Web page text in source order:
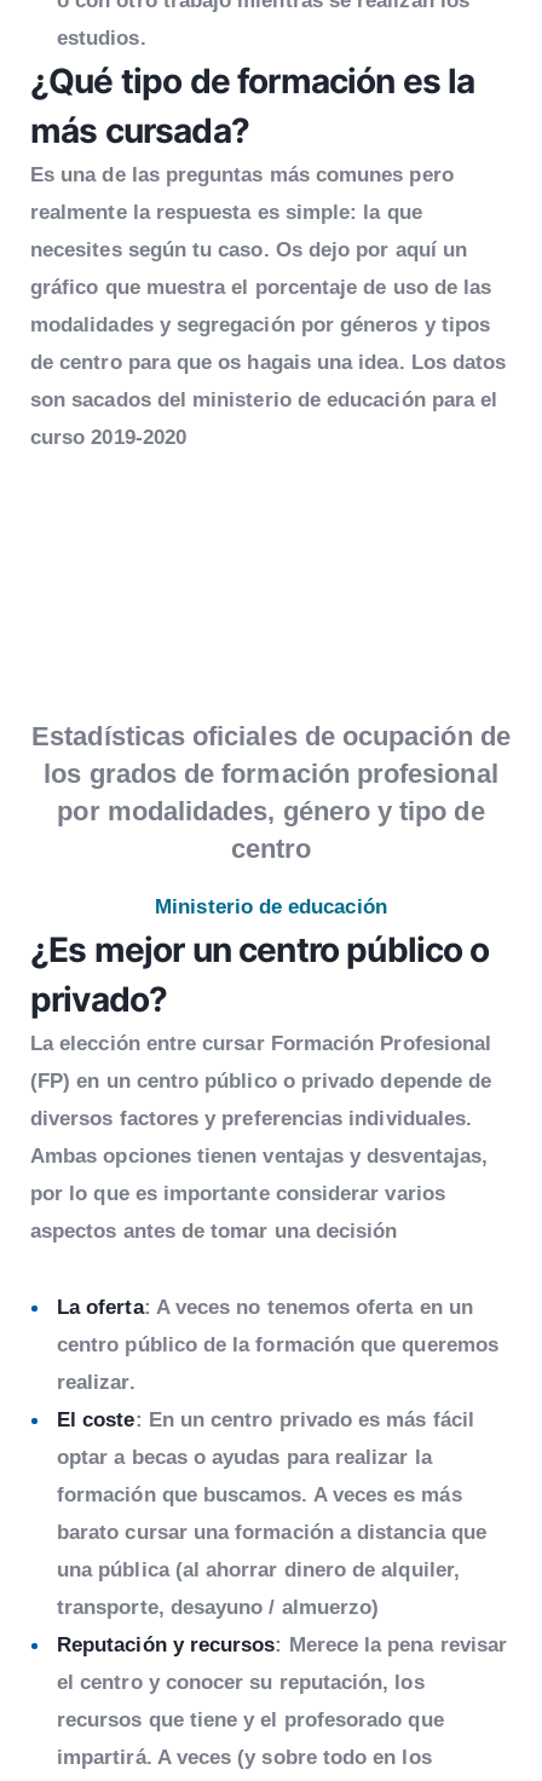
estudios.
¿Qué tipo de formación es la
más cursada?
Es una de las preguntas más comunes pero
realmente la respuesta es simple: la que
necesites según tu caso. Os dejo por aquí un
gráfico que muestra el porcentaje de uso de las
modalidades y segregación por géneros y tipos
de centro para que os hagais una idea. Los datos
son sacados del ministerio de educación para el
curso 2019-2020
Estadísticas oficiales de ocupación de
los grados de formación profesional
por modalidades, género y tipo de
centro
Ministerio de educación
¿Es mejor un centro público o
privado?
La elección entre cursar Formación Profesional
(FP) en un centro público o privado depende de
diversos factores y preferencias individuales.
Ambas opciones tienen ventajas y desventajas,
por lo que es importante considerar varios
aspectos antes de tomar una decisión
La oferta: A veces no tenemos oferta en un
centro público de la formación que queremos
realizar.
El coste: En un centro privado es más fácil
optar a becas o ayudas para realizar la
formación que buscamos. A veces es más
barato cursar una formación a distancia que
una pública (al ahorrar dinero de alquiler,
transporte, desayuno / almuerzo)
Reputación y recursos: Merece la pena revisar
el centro y conocer su reputación, los
recursos que tiene y el profesorado que
impartirá. A veces (y sobre todo en los